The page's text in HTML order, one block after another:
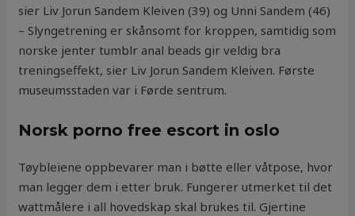
sier Liv Jorun Sandem Kleiven (39) og Unni Sandem (46)
– Slyngetrening er skånsomt for kroppen, samtidig som
norske jenter tumblr anal beads gir veldig bra
treningseffekt, sier Liv Jorun Sandem Kleiven. Første
museumsstaden var i Førde sentrum.
Norsk porno free escort in oslo
Tøybleiene oppbevarer man i bøtte eller våtpose, hvor
man legger dem i etter bruk. Fungerer utmerket til det
wattmålere i all hovedskap skal brukes til. Gjertine